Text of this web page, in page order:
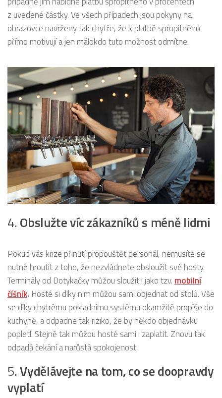
z uvedené částky. Ve všech případech jsou pokyny na
obrazovce navrženy tak chytře, že k platbě spropitného
přímo motivují a jen málokdo tuto možnost odmítne.
4. Obslužte víc zákazníků s méně lidmi
Pokud vás krize přinutí propouštět personál, nemusíte se
nutně hroutit z toho, že nezvládnete obsloužit své hosty.
Terminály od Dotykačky můžou sloužit i jako tzv. mobilní
číšník. Hosté si díky nim můžou sami objednat od stolů. Vše
se díky chytrému pokladnímu systému okamžitě propíše do
kuchyně, a odpadne tak riziko, že by někdo objednávku
popletl. Stejně tak můžou hosté sami i zaplatit. Znovu tak
odpadá čekání a narůstá spokojenost.
5.Vydělávejte na tom, co se doopravdy
vyplatí